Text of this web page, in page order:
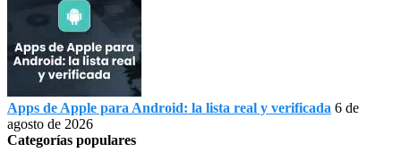
Apps de Apple para Android: la lista real y verificada 6 de
agosto de 2026
Categorías populares